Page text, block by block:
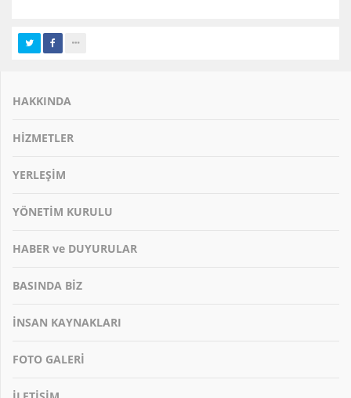
HAKKINDA
HİZMETLER
YERLEŞİM
YÖNETİM KURULU
HABER ve DUYURULAR
BASINDA BİZ
İNSAN KAYNAKLARI
FOTO GALERİ